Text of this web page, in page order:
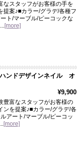
スタッフがお客様の手を
提案♪■カラー/グラデ/各種フ
ト/マーブル/ピーコックな
[more]
ハンドデザインネイル オ
¥9,900
富なスタッフがお客様の
ンを提案♪■カラー/グラデ/各
アート/マーブル/ピーコッ
[more]